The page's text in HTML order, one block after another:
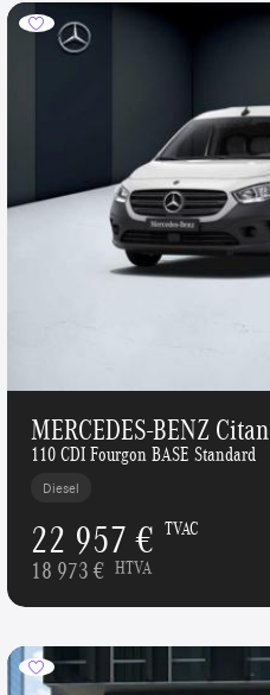
MERCEDES-BENZ Citan
110 CDI Fourgon BASE Standard
Diesel
22 957 € TVAC
18 973 € HTVA